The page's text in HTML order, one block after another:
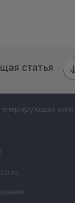
статья